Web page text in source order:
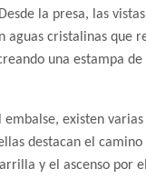
la presa, las
aguas cristalinas que
una estampa
embalse, existen
destacan el camino
y el ascenso por